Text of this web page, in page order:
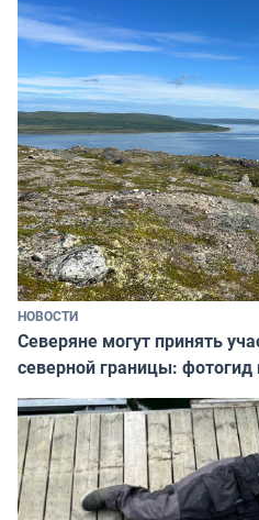
НОВОСТИ
Северяне могут принять
северной границы: фотогид